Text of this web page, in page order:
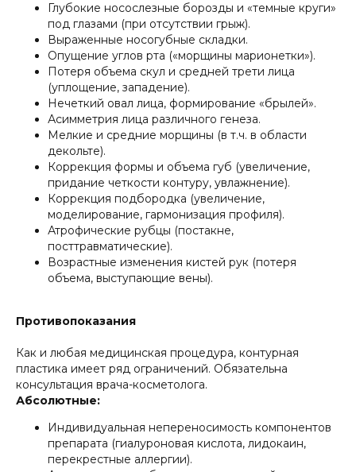
Глубокие носослезные борозды и «темные круги»
под глазами (при отсутствии грыж).
Выраженные носогубные складки.
Опущение углов рта («морщины марионетки»).
Потеря объема скул и средней трети лица
(уплощение, западение).
Нечеткий овал лица, формирование «брылей».
Асимметрия лица различного генеза.
Мелкие и средние морщины (в т.ч. в области
декольте).
Коррекция формы и объема губ (увеличение,
придание четкости контуру, увлажнение).
Коррекция подбородка (увеличение,
моделирование, гармонизация профиля).
Атрофические рубцы (постакне,
посттравматические).
Возрастные изменения кистей рук (потеря
объема, выступающие вены).
Противопоказания
Как и любая медицинская процедура, контурная
пластика имеет ряд ограничений. Обязательна
консультация врача-косметолога.
Абсолютные:
Индивидуальная непереносимость компонентов
препарата (гиалуроновая кислота, лидокаин,
перекрестные аллергии).